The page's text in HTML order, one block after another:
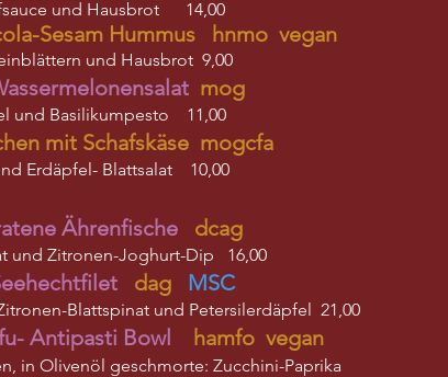
und Hausbrot 14,00
Sesam Hummus hnmo vegan
und Hausbrot 9,00​
mog
und Basilikumpesto 11,00​
mit Schafskäse mogcfa
Erdäpfel- Blattsalat 10,00
Ährenfische dcag
und Zitronen-Joghurt-Dip 16,00
dag MSC
Blattspinat und Petersilerdäpfel 21,00
Antipasti Bowl hamfo vegan
in Olivenöl geschmorte: Zucchini-Paprika